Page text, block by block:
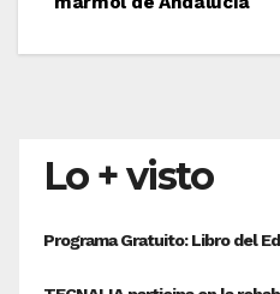
entradas
Lo + visto